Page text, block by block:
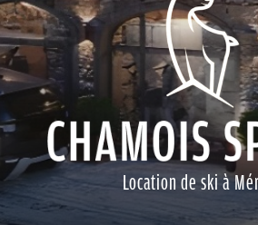
Location de ski à